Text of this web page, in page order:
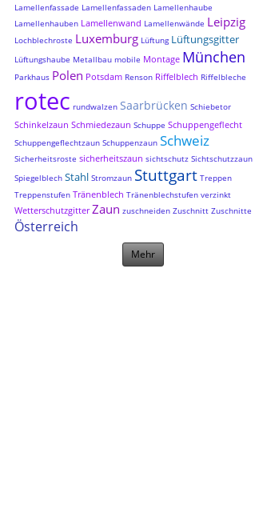
Lamellenfassade Lamellenfassaden Lamellenhaube
Lamellenhauben Lamellenwand Lamellenwände Leipzig
Lochblechroste Luxemburg Lüftung Lüftungsgitter
Lüftungshaube Metallbau mobile Montage München
Parkhaus Polen Potsdam Renson Riffelblech Riffelbleche
rotec rundwalzen Saarbrücken Schiebetor
Schinkelzaun Schmiedezaun Schuppe Schuppengeflecht
Schuppengeflechtzaun Schuppenzaun Schweiz
Sicherheitsroste sicherheitszaun sichtschutz Sichtschutzzaun
Spiegelblech Stahl Stromzaun Stuttgart Treppen
Treppenstufen Tränenblech Tränenblechstufen verzinkt
Wetterschutzgitter Zaun zuschneiden Zuschnitt Zuschnitte
Österreich
Mehr